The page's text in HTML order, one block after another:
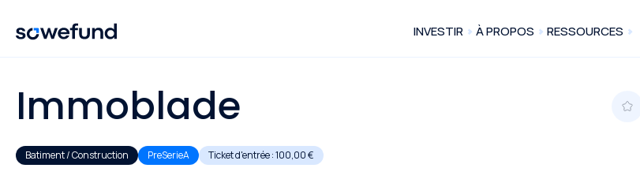
INVESTIR À PROPOS RESSOURCES
Immoblade
Batiment / Construction PreSerieA Ticket d'entrée :100,00 €